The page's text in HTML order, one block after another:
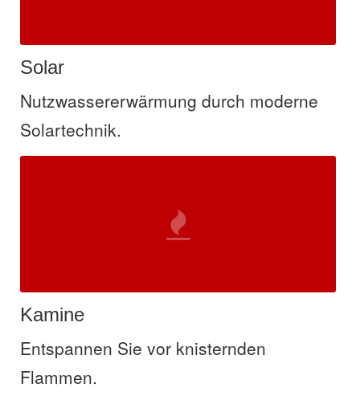
Solar
Nutzwassererwärmung durch moderne
Solartechnik.
Kamine
Entspannen Sie vor knisternden
Flammen.